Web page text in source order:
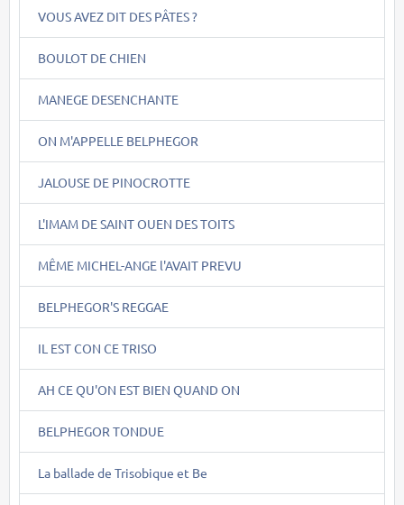
VOUS AVEZ DIT DES PÂTES ?
BOULOT DE CHIEN
MANEGE DESENCHANTE
ON M'APPELLE BELPHEGOR
JALOUSE DE PINOCROTTE
L'IMAM DE SAINT OUEN DES TOITS
MÊME MICHEL-ANGE l'AVAIT PREVU
BELPHEGOR'S REGGAE
IL EST CON CE TRISO
AH CE QU'ON EST BIEN QUAND ON
BELPHEGOR TONDUE
La ballade de Trisobique et Be